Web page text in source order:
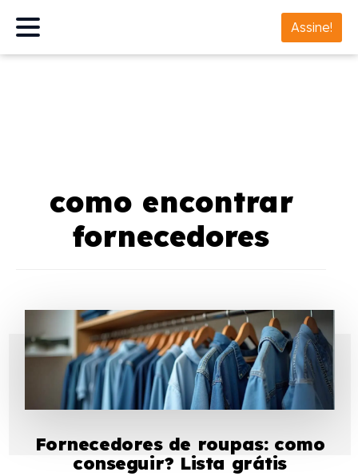
Assine!
como encontrar
fornecedores
Fornecedores de roupas: como
conseguir? Lista grátis